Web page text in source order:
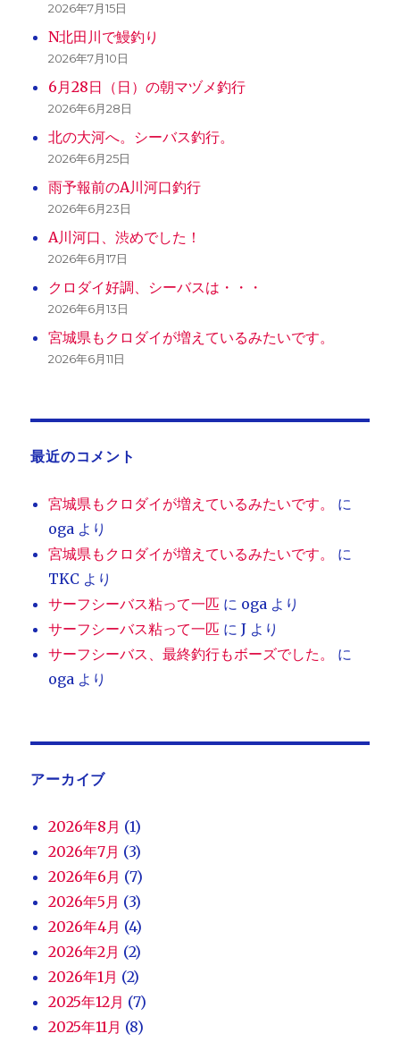
2026年7月15日
N北田川で鰻釣り
2026年7月10日
6月28日（日）の朝マヅメ釣行
2026年6月28日
北の大河へ。シーバス釣行。
2026年6月25日
雨予報前のA川河口釣行
2026年6月23日
A川河口、渋めでした！
2026年6月17日
クロダイ好調、シーバスは・・・
2026年6月13日
宮城県もクロダイが増えているみたいです。
2026年6月11日
最近のコメント
宮城県もクロダイが増えているみたいです。
に
oga より
宮城県もクロダイが増えているみたいです。
に
TKC より
サーフシーバス粘って一匹 に oga より
サーフシーバス粘って一匹 にJ より
サーフシーバス、最終釣行もボーズでした。
に
oga より
アーカイブ
2026年8月 (1)
2026年7月 (3)
2026年6月 (7)
2026年5月 (3)
2026年4月 (4)
2026年2月 (2)
2026年1月 (2)
2025年12月 (7)
2025年11月 (8)